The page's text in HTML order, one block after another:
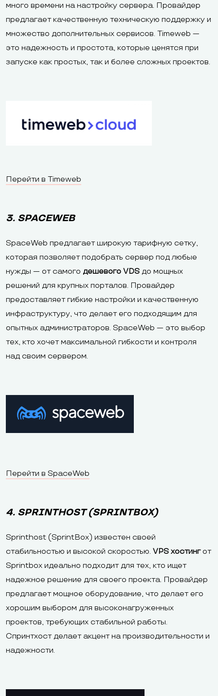
много времени на настройку сервера. Провайдер
предлагает качественную техническую поддержку и
множество дополнительных сервисов. Timeweb —
это надежность и простота, которые ценятся при
запуске как простых, так и более сложных проектов.
Перейти в Timeweb
3. SPACEWEB
SpaceWeb предлагает широкую тарифную сетку,
которая позволяет подобрать сервер под любые
нужды — от самого дешевого VDS до мощных
решений для крупных порталов. Провайдер
предоставляет гибкие настройки и качественную
инфраструктуру, что делает его подходящим для
опытных администраторов. SpaceWeb — это выбор
тех, кто хочет максимальной гибкости и контроля
над своим сервером.
Перейти в SpaceWeb
4. SPRINTHOST (SPRINTBOX)
Sprinthost (SprintBox) известен своей
стабильностью и высокой скоростью. VPS хостингот
Sprintbox идеально подходит для тех, кто ищет
надежное решение для своего проекта. Провайдер
предлагает мощное оборудование, что делает его
хорошим выбором для высоконагруженных
проектов, требующих стабильной работы.
Спринтхост делает акцент на производительности и
надежности.